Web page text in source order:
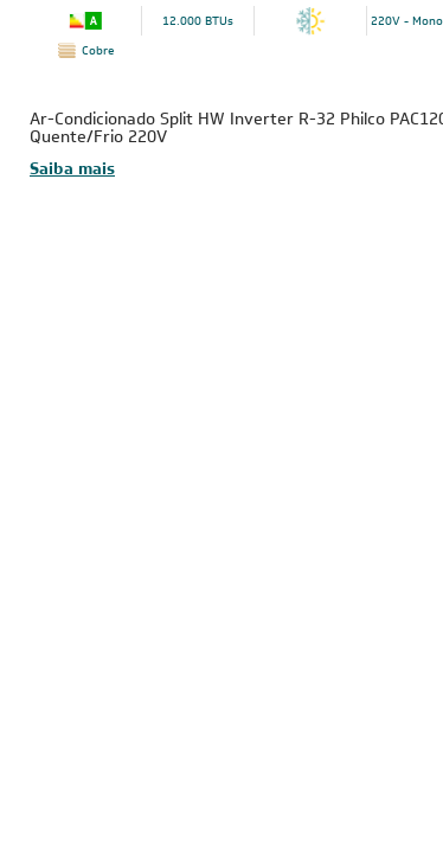
12.000 BTUs 220V -
Cobre
Ar-Condicionado Split HW Inverter R-32 Philco
Quente/Frio 220V
Saiba mais